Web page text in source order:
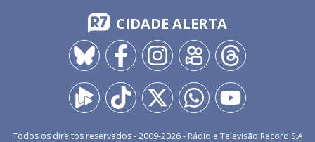
CIDADE ALERTA
Todos os direitos reservados - 2009-2026- Rádio e Televisão Record S.A